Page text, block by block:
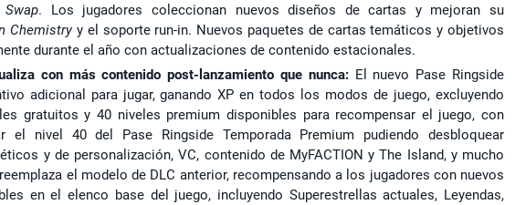
. Los jugadores coleccionan nuevos diseños de cartas y mejoran su
Chemistryy el soporte run-in. Nuevos paquetes de cartas temáticos y objetivos
durante el año con actualizaciones de contenido estacionales.
con más contenido post-lanzamiento que nunca:El nuevo Pase Ringside
adicional para jugar, ganando XP en todos los modos de juego, excluyendo
gratuitos y 40 niveles premium disponibles para recompensar el juego, con
el nivel 40 del Pase Ringside Temporada Premium pudiendo desbloquear
y de personalización, VC, contenido de MyFACTION y The Island, y mucho
el modelo de DLC anterior, recompensando a los jugadores con nuevos
en el elenco base del juego, incluyendo Superestrellas actuales, Leyendas,